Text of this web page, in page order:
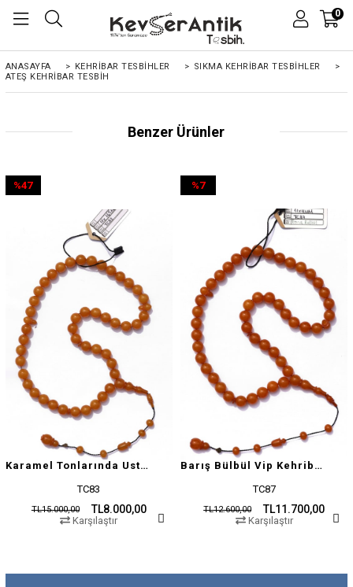
0
ANASAYFA > KEHRIBAR TESBIHLER > SIKMA KEHRİBAR TESBİHLER
>
ATEŞ KEHRIBAR TESBIH
Benzer Ürünler
Karamel Tonlarında Usta İşçilikli Tesbih
TC83
TL8.000,00
TL15.000,00
%47
Karşılaştır
Barış Bülbül Vip Kehribar Tesbih
TC87
TL11.700,00
TL12.600,00
%7
Karşılaştır